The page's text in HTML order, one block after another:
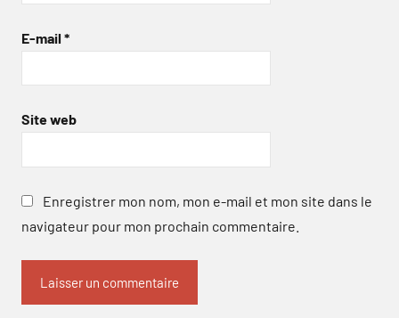
E-mail *
Site web
Enregistrer mon nom, mon e-mail et mon site dans le
navigateur pour mon prochain commentaire.